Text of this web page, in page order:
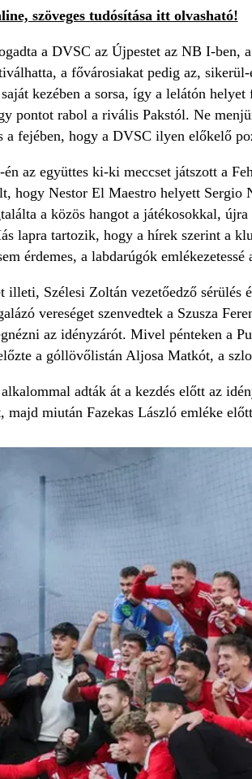
szöveges tudósítása itt olvasható!
a DVSC az Újpestet az NB I-ben,
a fővárosiakat pedig az,
kezében a sorsa, így a lelátón
pontot rabol a rivális Pakstól. Ne
a fejében, hogy a DVSC ilyen előkelő
én az együttes ki-ki meccset játszott a
hogy Nestor El Maestro helyett Sergio
a közös hangot a játékosokkal,
lapra tartozik, hogy a hírek szerint a
érdemes, a labdarúgók
illeti, Szélesi Zoltán vezetőedző sérülés
vereséget szenvedtek a Szusza
az idényzárót. Mivel pénteken a
a góllövőlistán Aljosa Matkót, a
adták át a kezdés előtt az
majd miután Fazekas László emléke